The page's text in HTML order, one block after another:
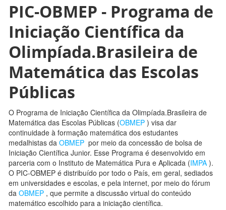
PIC-OBMEP - Programa de
Iniciação Científica da
Olimpíada.Brasileira de
Matemática das Escolas
Públicas
O Programa de Iniciação Científica da Olimpíada.Brasileira de
Matemática das Escolas Públicas (OBMEP ) visa dar
continuidade à formação matemática dos estudantes
medalhistas da OBMEP por meio da concessão de bolsa de
Iniciação Científica Junior. Esse Programa é desenvolvido em
parceria com o Instituto de Matemática Pura e Aplicada (IMPA ).
O PIC-OBMEP é distribuído por todo o País, em geral, sediados
em universidades e escolas, e pela internet, por meio do fórum
da OBMEP , que permite a discussão virtual do conteúdo
matemático escolhido para a iniciação científica.